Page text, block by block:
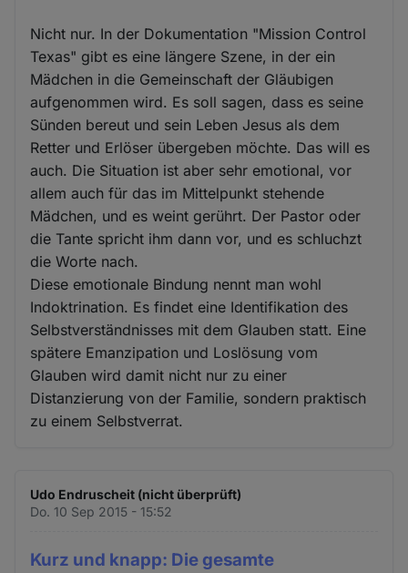
Nicht nur. In der Dokumentation "Mission Control
Texas" gibt es eine längere Szene, in der ein
Mädchen in die Gemeinschaft der Gläubigen
aufgenommen wird. Es soll sagen, dass es seine
Sünden bereut und sein Leben Jesus als dem
Retter und Erlöser übergeben möchte. Das will es
auch. Die Situation ist aber sehr emotional, vor
allem auch für das im Mittelpunkt stehende
Mädchen, und es weint gerührt. Der Pastor oder
die Tante spricht ihm dann vor, und es schluchzt
die Worte nach.
Diese emotionale Bindung nennt man wohl
Indoktrination. Es findet eine Identifikation des
Selbstverständnisses mit dem Glauben statt. Eine
spätere Emanzipation und Loslösung vom
Glauben wird damit nicht nur zu einer
Distanzierung von der Familie, sondern praktisch
zu einem Selbstverrat.
Udo Endruscheit (nicht überprüft)
Do. 10 Sep 2015 - 15:52
Kurz und knapp: Die gesamte